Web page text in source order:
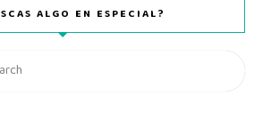
ALGO EN ESPECIAL?